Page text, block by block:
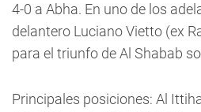
4-0 a Abha. En uno de los
delantero Luciano Vietto (ex
para el triunfo de Al Shabab
Principales posiciones: Al